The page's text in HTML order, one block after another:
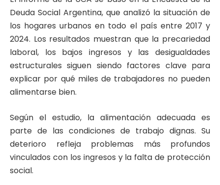
Deuda Social Argentina, que analizó la situación de
los hogares urbanos en todo el país entre 2017 y
2024. Los resultados muestran que la precariedad
laboral, los bajos ingresos y las desigualdades
estructurales siguen siendo factores clave para
explicar por qué miles de trabajadores no pueden
alimentarse bien.
Según el estudio, la alimentación adecuada es
parte de las condiciones de trabajo dignas. Su
deterioro refleja problemas más profundos
vinculados con los ingresos y la falta de protección
social.